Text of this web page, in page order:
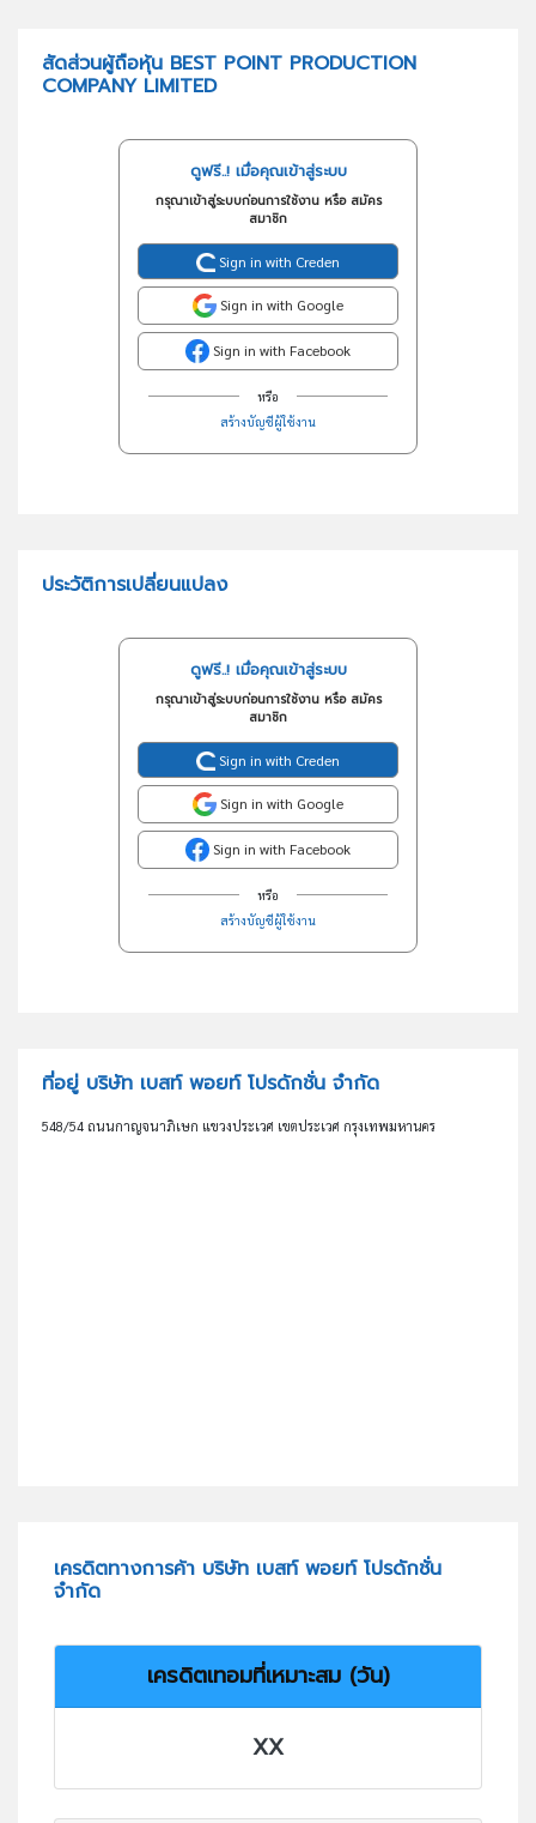
สัดส่วนผู้ถือหุ้น BEST POINT PRODUCTION
COMPANY LIMITED
ดูฟรี..! เมื่อคุณเข้าสู่ระบบ
กรุณาเข้าสู่ระบบก่อนการใช้งาน หรือ สมัคร
สมาชิก
Sign in with Creden
Sign in with Google
Sign in with Facebook
หรือ
สร้างบัญชีผู้ใช้งาน
ประวัติการเปลี่ยนแปลง
ดูฟรี..! เมื่อคุณเข้าสู่ระบบ
กรุณาเข้าสู่ระบบก่อนการใช้งาน หรือ สมัคร
สมาชิก
Sign in with Creden
Sign in with Google
Sign in with Facebook
หรือ
สร้างบัญชีผู้ใช้งาน
ที่อยู่ บริษัท เบสท์ พอยท์ โปรดักชั่น จำกัด
548/54 ถนนกาญจนาภิเษก แขวงประเวศ เขตประเวศ กรุงเทพมหานคร
เครดิตทางการค้า บริษัท เบสท์ พอยท์ โปรดักชั่น
จำกัด
เครดิตเทอมที่เหมาะสม (วัน)
XX